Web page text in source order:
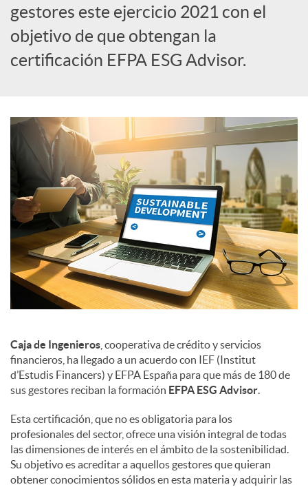
i
a
l
e
s
gestores este ejercicio 2021 con el
objetivo de que obtengan la
certificación EFPA ESG Advisor.
Caja de Ingenieros , cooperativa de crédito y servicios
financieros, ha llegado a un acuerdo con IEF (Institut
d’Estudis Financers) y EFPA España para que más de 180 de
sus gestores reciban la formación EFPA ESG Advisor.
Esta certificación, que no es obligatoria para los
profesionales del sector, ofrece una visión integral de todas
las dimensiones de interés en el ámbito de la sostenibilidad.
Su objetivo es acreditar a aquellos gestores que quieran
obtener conocimientos sólidos en esta materia y adquirir las